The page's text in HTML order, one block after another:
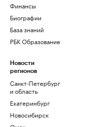
Финансы
Биографии
База знаний
РБК Образование
Новости
регионов
Санкт-Петербург
и область
Екатеринбург
Новосибирск